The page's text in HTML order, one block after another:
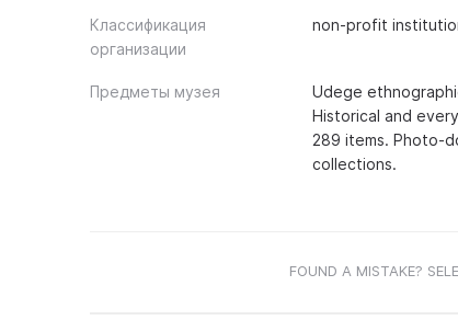
Классификация
организации
non-profit
Предметы музея
Udege
Historical and
289 items. Photo-
collections.
FOUND A MISTAKE?